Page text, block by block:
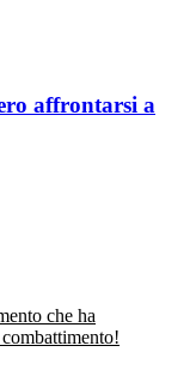
affrontarsi a
che ha